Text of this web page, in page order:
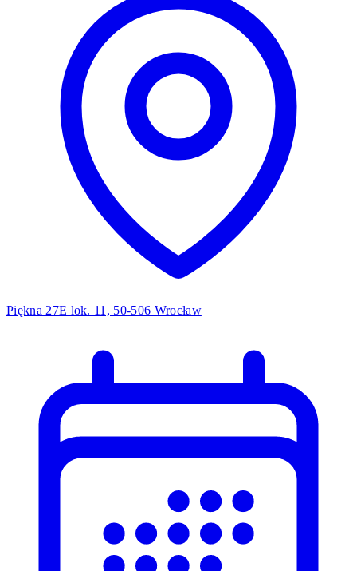
Piękna 27E lok. 11, 50-506 Wrocław